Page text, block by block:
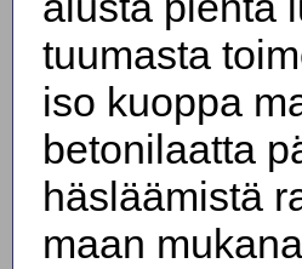
tuumasta
iso kuoppa
betonilaatta
häsläämistä
maan